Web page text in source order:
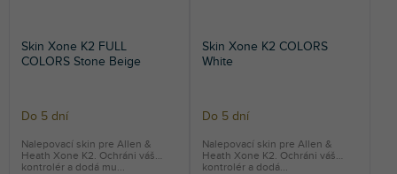
Skin Xone K2 FULL
COLORS Stone Beige
Do 5 dní
Nalepovací skin pre Allen &
Heath Xone K2. Ochráni váš
kontrolér a dodá mu...
Skin Xone K2 COLORS
White
Do 5 dní
Nalepovací skin pre Allen &
Heath Xone K2. Ochráni váš
kontrolér a dodá...